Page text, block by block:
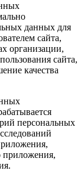
данных для
сайта,
организации,
сайта,
качества
персональных
приложения,